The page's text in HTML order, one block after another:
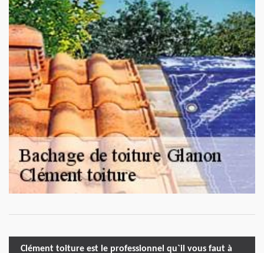
Clément toiture est le professionnel qu`il vous faut à